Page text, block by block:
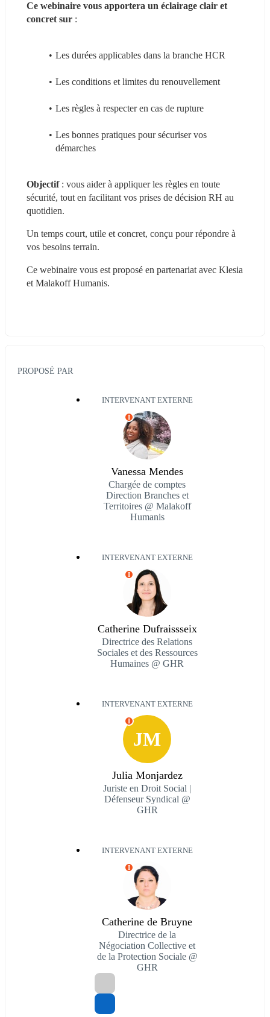
Ce webinaire vous apportera un éclairage clair et
concret sur :
Les durées applicables dans la branche HCR
Les conditions et limites du renouvellement
Les règles à respecter en cas de rupture
Les bonnes pratiques pour sécuriser vos
démarches
Objectif : vous aider à appliquer les règles en toute
sécurité, tout en facilitant vos prises de décision RH au
quotidien.
Un temps court, utile et concret, conçu pour répondre à
vos besoins terrain.
Ce webinaire vous est proposé en partenariat avec Klesia
et Malakoff Humanis.
PROPOSÉ PAR
INTERVENANT EXTERNE
I
Vanessa Mendes
Chargée de comptes
Direction Branches et
Territoires @ Malakoff
Humanis
INTERVENANT EXTERNE
I
Catherine Dufraissseix
Directrice des Relations
Sociales et des Ressources
Humaines @ GHR
INTERVENANT EXTERNE
JM
I
Julia Monjardez
Juriste en Droit Social |
Défenseur Syndical @
GHR
INTERVENANT EXTERNE
I
Catherine de Bruyne
Directrice de la
Négociation Collective et
de la Protection Sociale @
GHR